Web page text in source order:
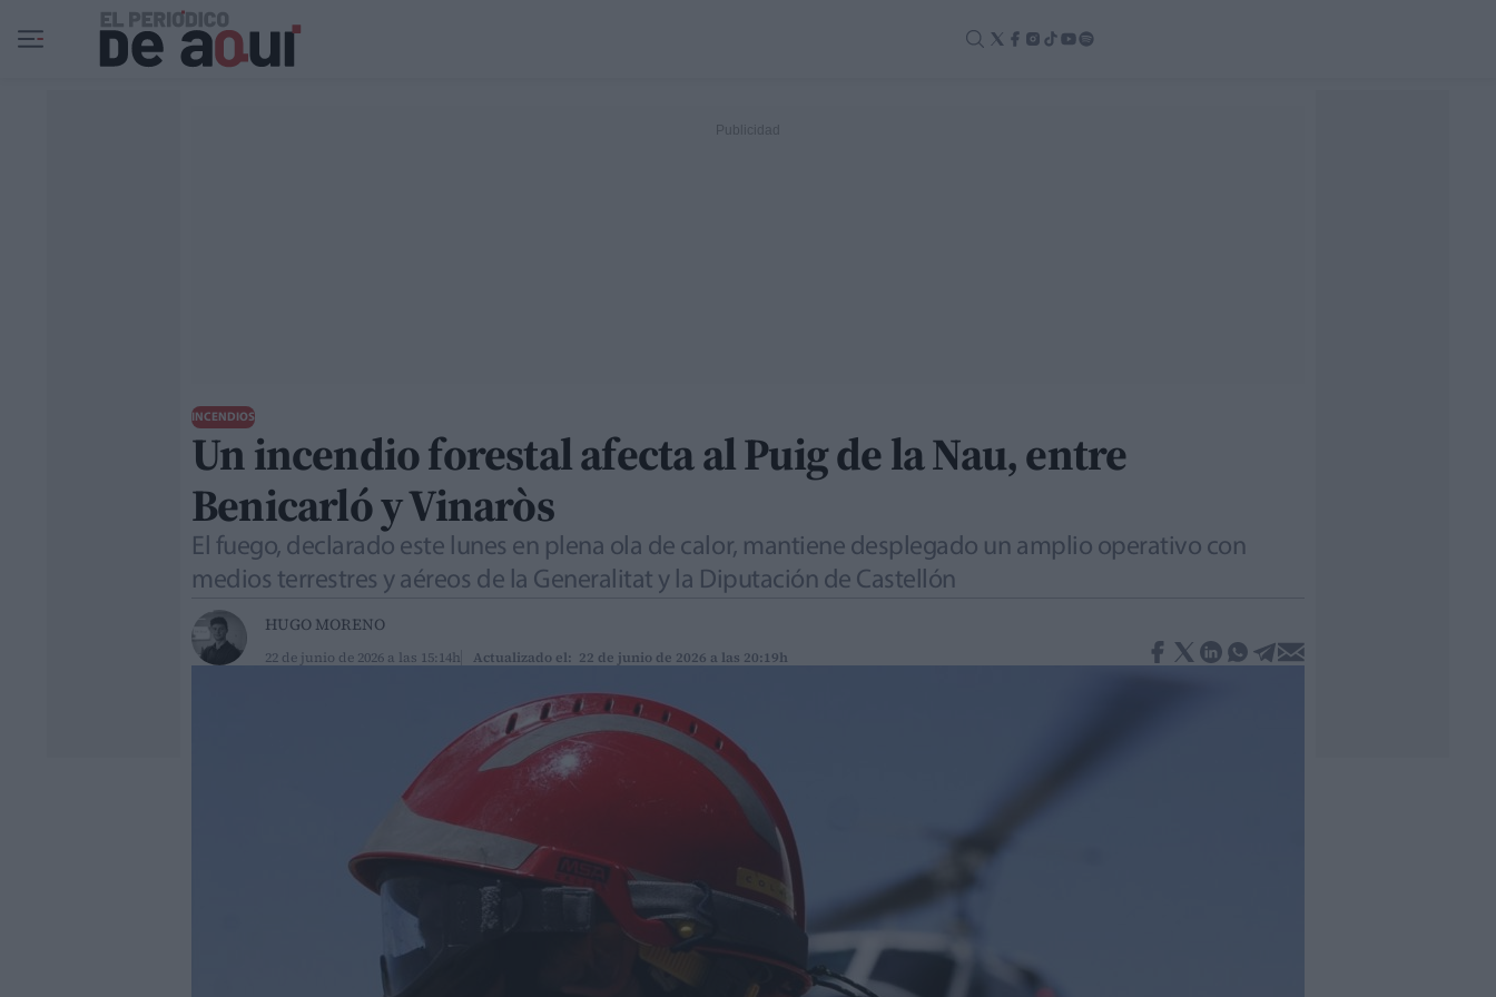
Ir al contenido principal
INCENDIOS
Un incendio forestal afecta al Puig de la Nau, entre
Benicarló y Vinaròs
El fuego, declarado este lunes en plena ola de calor, mantiene desplegado un amplio operativo con
medios terrestres y aéreos de la Generalitat y la Diputación de Castellón
HUGO MORENO
22 de junio de 2026 a las 15:14h Actualizado el: 22 de junio de 2026 a las 20:19h